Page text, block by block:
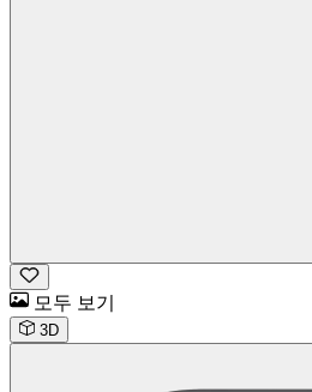
모두 보기
3D